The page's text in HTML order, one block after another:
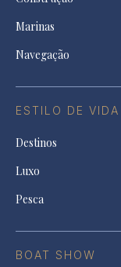
Marinas
Navegação
ESTILO DE VIDA
Destinos
Luxo
Pesca
BOAT SHOW